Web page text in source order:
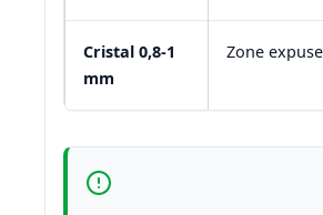
Cristal 0,8-1
mm
Zone